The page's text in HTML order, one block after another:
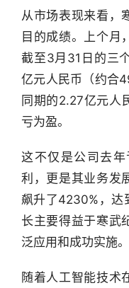
经
数
据
研
选
报
创
投
之
窗
机
从市场表现来看，
目的成绩。上个月
截至3月31日的三
亿元人民币（约合
同期的2.27亿元人
亏为盈。
这不仅是公司去
利，更是其业务发
飙升了4230%，达
长主要得益于寒武
泛应用和成功实施。
随着人工智能技术